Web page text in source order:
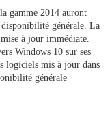
gamme 2014 auront
générale. La
à jour immédiate.
Windows 10 sur ses
logiciels mis à jour dans
générale